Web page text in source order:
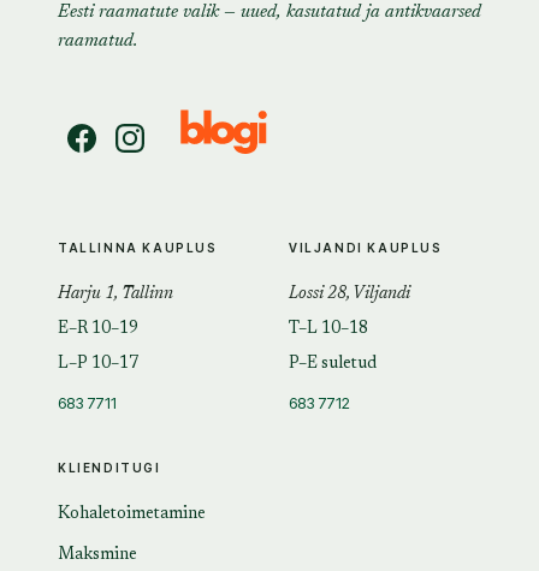
Eesti raamatute valik — uued, kasutatud ja antikvaarsed
raamatud.
KLIENDITUGI
Kohaletoimetamine
Maksmine
TALLINNA KAUPLUS
Harju 1, Tallinn
E–R 10–19
L–P 10–17
683 7711
VILJANDI KAUPLUS
Lossi 28, Viljandi
T–L 10–18
P–E suletud
683 7712